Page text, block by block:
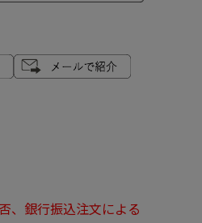
、銀行振込注文による